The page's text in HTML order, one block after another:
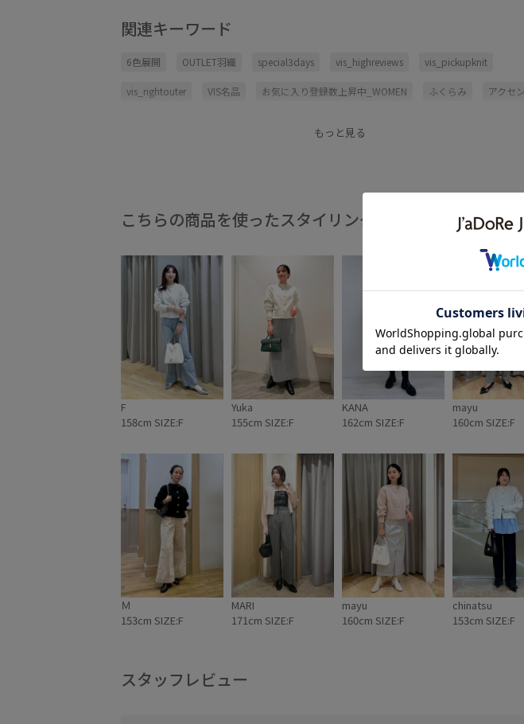
関連キーワード
6色展開 OUTLET羽織 special3days vis_highreviews vis_pickupknit
vis_rightouter VIS名品 お気に入り登録数上昇中_WOMEN ふくらみ アクセ
華やか 金ボタン
もっと見る
こちらの商品を使ったスタイリング
F
158cm SIZE:F
Yuka
155cm SIZE:F
KANA
162cm SIZE:F
mayu
160cm SIZE:F
Ｍ
153cm SIZE:F
MARI
171cm SIZE:F
mayu
160cm SIZE:F
chinatsu
153cm SIZE:F
スタッフレビュー